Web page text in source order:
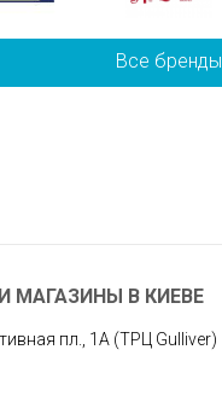
Все бренды
МАГАЗИНЫ В КИЕВЕ
пл., 1А (ТРЦ Gulliver)